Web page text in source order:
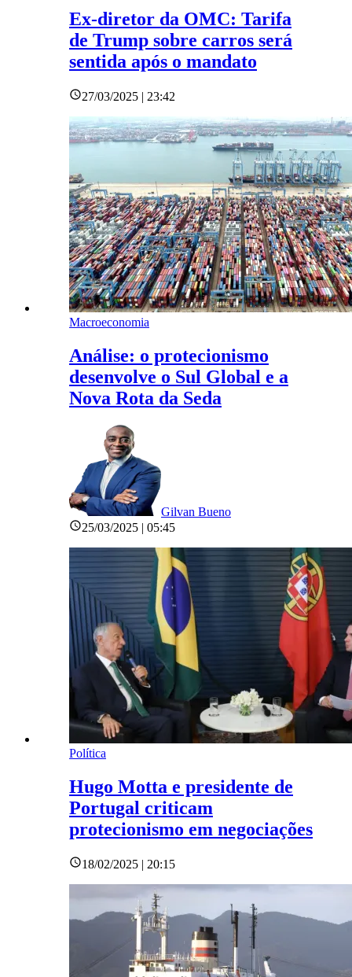
Ex-diretor da OMC: Tarifa
de Trump sobre carros será
sentida após o mandato
27/03/2025 | 23:42
Macroeconomia
Análise: o protecionismo
desenvolve o Sul Global e a
Nova Rota da Seda
Gilvan Bueno
25/03/2025 | 05:45
Política
Hugo Motta e presidente de
Portugal criticam
protecionismo em negociações
18/02/2025 | 20:15